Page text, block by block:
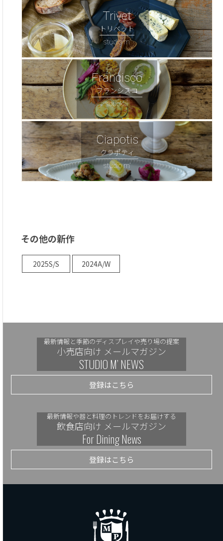
Trivet
トリベット
studio m'
Francisco
フランシスコ
sobokai
Ciapotis
クラポティ
studio m'
その他の新作
2025S/S 2024A/W
最新情報と季節のディスプレイや売り場の提案
小売店向け メールマガジン
STUDIO M’ NEWS
登録はこちら
最新情報や器と料理のトレンドをお届けする
飲食店向け メールマガジン
For Dining News
登録はこちら